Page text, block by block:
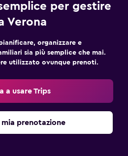
per gestire
Verona
organizzare e
sia più semplice che mai.
utilizzato ovunque prenoti.
a usare Trips
mia prenotazione